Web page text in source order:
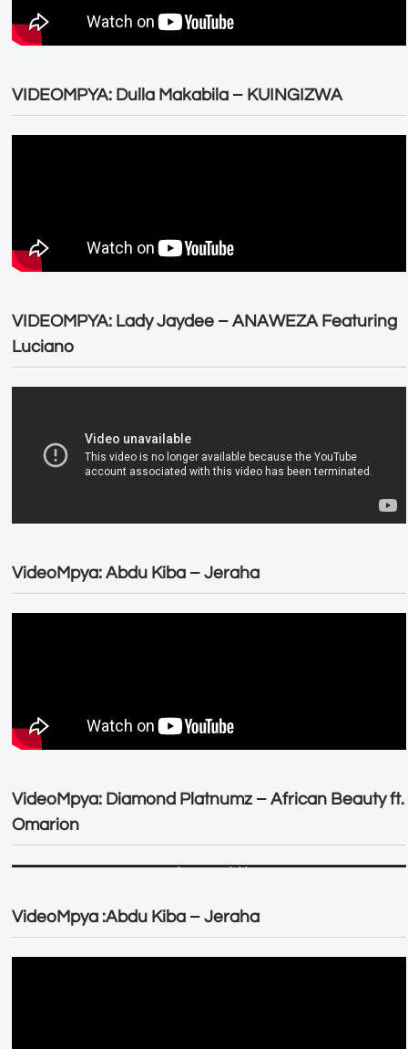
VIDEOMPYA: Dulla Makabila – KUINGIZWA
VIDEOMPYA: Lady Jaydee – ANAWEZA Featuring
Luciano
VideoMpya: Abdu Kiba – Jeraha
VideoMpya: Diamond Platnumz – African Beauty ft.
Omarion
VideoMpya :Abdu Kiba – Jeraha